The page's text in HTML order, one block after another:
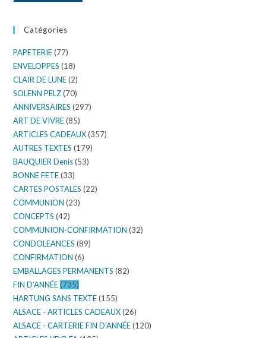
Catégories
PAPETERIE (77)
ENVELOPPES (18)
CLAIR DE LUNE (2)
SOLENN PELZ (70)
ANNIVERSAIRES (297)
ART DE VIVRE (85)
ARTICLES CADEAUX (357)
AUTRES TEXTES (179)
BAUQUIER Denis (53)
BONNE FETE (33)
CARTES POSTALES (22)
COMMUNION (23)
CONCEPTS (42)
COMMUNION-CONFIRMATION (32)
CONDOLEANCES (89)
CONFIRMATION (6)
EMBALLAGES PERMANENTS (82)
FIN D’ANNÉE (735)
HARTUNG SANS TEXTE (155)
ALSACE - ARTICLES CADEAUX (26)
ALSACE - CARTERIE FIN D’ANNÉE (120)